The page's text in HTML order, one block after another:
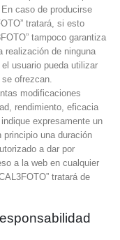
caso de producirse
tratará, si esto
tampoco garantiza
realización de ninguna
usuario pueda utilizar
ofrezcan.
modificaciones
rendimiento, eficacia
expresamente un
una duración
a dar por
a la web en cualquier
tratará de